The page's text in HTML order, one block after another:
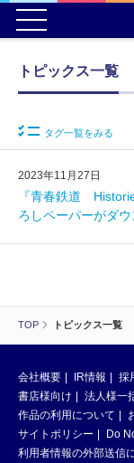
TOP トピックス一覧
トピックス一覧
タグ一覧をみる
2023年11月27日
『青春鉄道
ろしペーパーがダ
会社概要 IR情報 採
書店様向け
法人様一
作品の利用について
サイトポリシー
Do
利用者情報の外部送信